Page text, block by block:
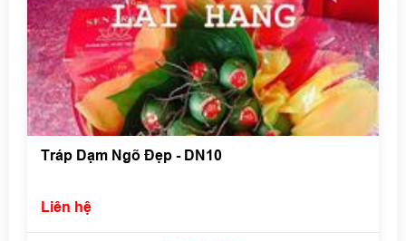
Tráp Dạm Ngõ Đẹp - DN10
Liên hệ